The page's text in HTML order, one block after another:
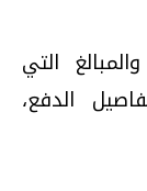
التي
الدفع،